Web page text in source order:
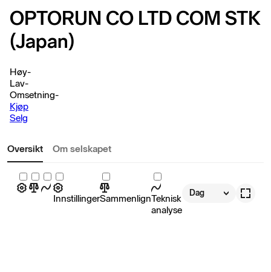
OPTORUN CO LTD COM STK
(Japan)
Høy-
Lav-
Omsetning-
Kjøp
Selg
Oversikt Om selskapet
InnstillingerSammenlignTeknisk
analyse
Dag